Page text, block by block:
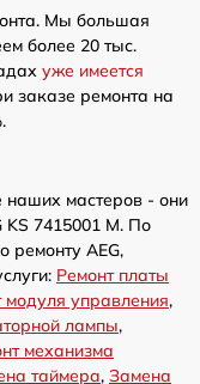
Мы большая
более 20 тыс.
уже имеется
заказе ремонта на
наших мастеров - они
KS 7415001 M. По
ремонту AEG,
Ремонт платы
модуля управления,
лампы,
механизма
таймера, Замена